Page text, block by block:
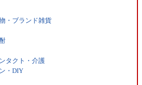
・ブランド雑貨
タクト・介護
・DIY